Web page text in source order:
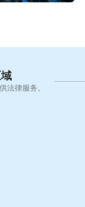
法律服务。